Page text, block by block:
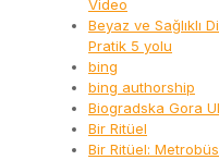
Video
Beyaz ve Sağlıklı
Pratik 5 yolu
bing
bing authorship
Biogradska Gora
Bir Ritüel
Bir Ritüel: Metrobüs